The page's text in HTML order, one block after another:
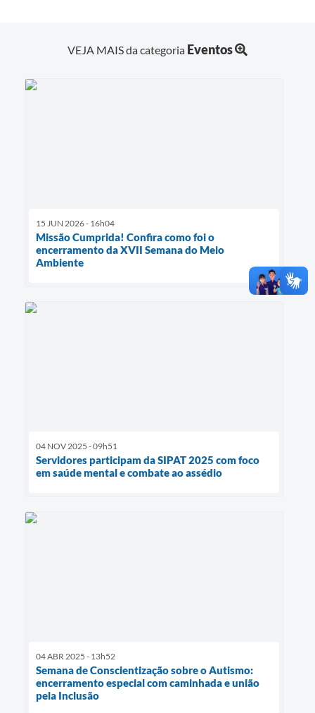
VEJA MAIS da categoria Eventos
15 JUN 2026 - 16h04
Missão Cumprida! Confira como foi o
encerramento da XVII Semana do Meio
Ambiente
04 NOV 2025 - 09h51
Servidores participam da SIPAT 2025 com foco
em saúde mental e combate ao assédio
04 ABR 2025 - 13h52
Semana de Conscientização sobre o Autismo:
encerramento especial com caminhada e união
pela Inclusão